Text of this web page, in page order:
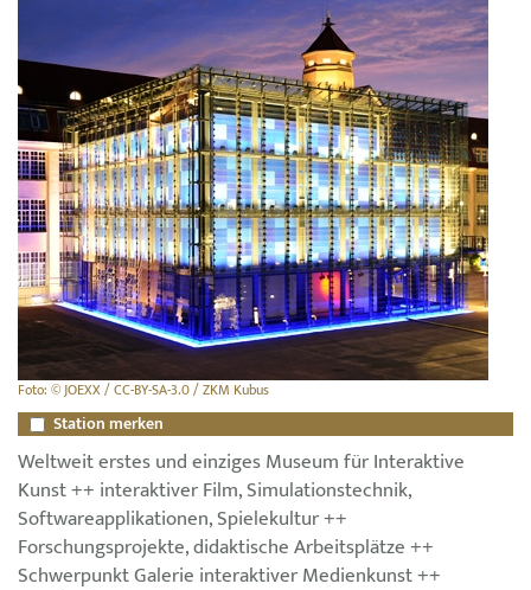
Foto: © JOEXX / CC-BY-SA-3.0 / ZKM Kubus
Station merken
Weltweit erstes und einziges Museum für Interaktive
Kunst ++ interaktiver Film, Simulationstechnik,
Softwareapplikationen, Spielekultur ++
Forschungsprojekte, didaktische Arbeitsplätze ++
Schwerpunkt Galerie interaktiver Medienkunst ++